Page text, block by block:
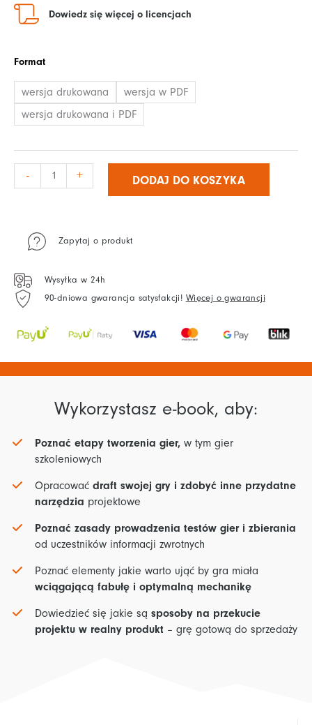
Dowiedz się więcej o licencjach
Format
wersja drukowana
wersja w PDF
wersja drukowana i PDF
-
Thinking
w
Praktyce
+ DODAJ DO KOSZYKA
Zapytaj o produkt
Wysyłka w 24h
90-dniowa gwarancja satysfakcji! Więcej o gwarancji
Wykorzystasz e-book, aby:
Poznać etapy tworzenia gier,w tym gier
szkoleniowych
Opracować draft swojej gry i zdobyć inne przydatne
narzędzia projektowe
Poznać zasady prowadzenia testów gier i zbierania
od uczestników informacji zwrotnych
Poznać elementy jakie warto ująć by gra miała
wciągającą fabułę i optymalną mechanikę
Dowiedzieć się jakie są sposoby na przekucie
projektu w realny produkt – grę gotową do sprzedaży